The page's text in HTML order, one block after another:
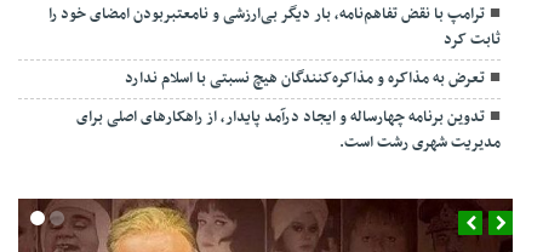
ترامپ با نقض تفاهم‌نامه، بار دیگر بی‌ارزشی و نامعتبربودن امضای خود را
ثابت کرد
تعرض به مذاکره و مذاکره‌کنندگان هیچ نسبتی با اسلام ندارد
تدوین برنامه چهارساله و ایجاد درآمد پایدار، از راهکارهای اصلی برای
مدیریت شهری رشت است.